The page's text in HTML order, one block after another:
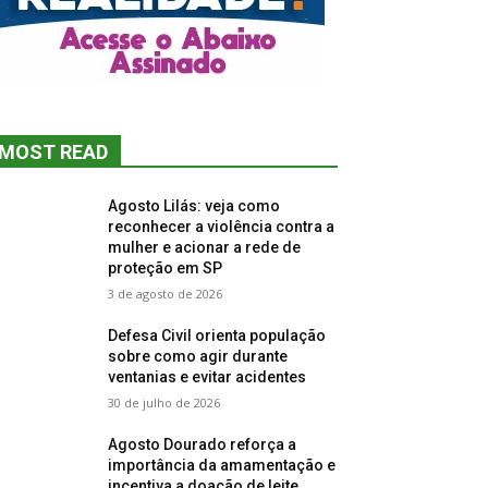
READ
Agosto Lilás: veja como
reconhecer a violência contra a
mulher e acionar a rede de
proteção em SP
3 de agosto de 2026
Defesa Civil orienta população
sobre como agir durante
ventanias e evitar acidentes
30 de julho de 2026
Agosto Dourado reforça a
importância da amamentação e